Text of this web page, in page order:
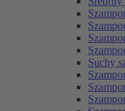
Suchy